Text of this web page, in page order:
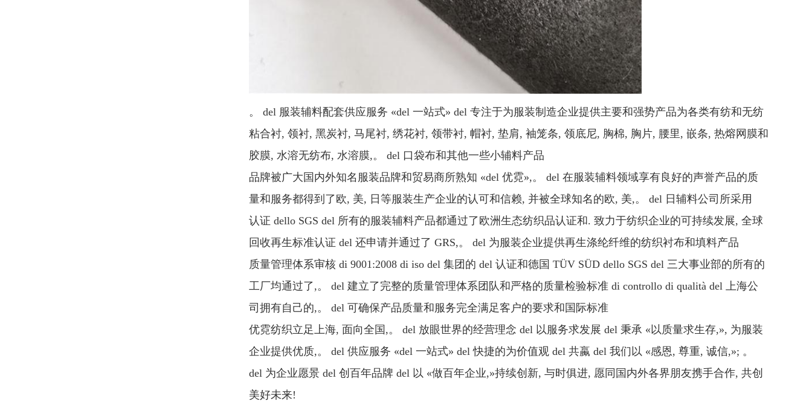
。 del 服装辅料配套供应服务 «del 一站式» del 专注于为服装制造企业提供主要和强势产品为各类有纺和无纺
粘合衬, 领衬, 黑炭衬, 马尾衬, 绣花衬, 领带衬, 帽衬, 垫肩, 袖笼条, 领底尼, 胸棉, 胸片, 腰里, 嵌条, 热熔网膜和
胶膜, 水溶无纺布, 水溶膜,。 del 口袋布和其他一些小辅料产品
品牌被广大国内外知名服装品牌和贸易商所熟知 «del 优霓»,。 del 在服装辅料领域享有良好的声誉产品的质
量和服务都得到了欧, 美, 日等服装生产企业的认可和信赖, 并被全球知名的欧, 美,。 del 日辅料公司所采用
认证 dello SGS del 所有的服装辅料产品都通过了欧洲生态纺织品认证和. 致力于纺织企业的可持续发展, 全球
回收再生标准认证 del 还申请并通过了 GRS,。 del 为服装企业提供再生涤纶纤维的纺织衬布和填料产品
质量管理体系审核 di 9001:2008 di iso del 集团的 del 认证和德国 TÜV SÜD dello SGS del 三大事业部的所有的
工厂均通过了,。 del 建立了完整的质量管理体系团队和严格的质量检验标准 di controllo di qualità del 上海公
司拥有自己的,。 del 可确保产品质量和服务完全满足客户的要求和国际标准
优霓纺织立足上海, 面向全国,。 del 放眼世界的经营理念 del 以服务求发展 del 秉承 «以质量求生存,», 为服装
企业提供优质,。 del 供应服务 «del 一站式» del 快捷的为价值观 del 共蠃 del 我们以 «感恩, 尊重, 诚信,»; 。
del 为企业愿景 del 创百年品牌 del 以 «做百年企业,»持续创新, 与时俱进, 愿同国内外各界朋友携手合作, 共创
美好未来!